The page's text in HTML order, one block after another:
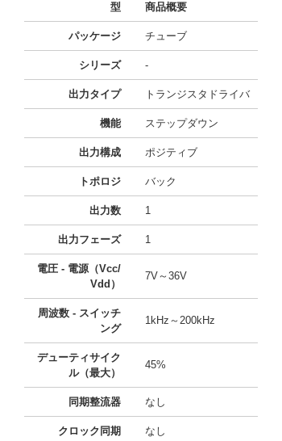
型 商品概要
パッケージ チューブ
シリーズ -
出力タイプ トランジスタドライバ
機能 ステップダウン
出力構成 ポジティブ
トポロジ バック
出力数 1
出力フェーズ 1
電圧 - 電源（Vcc/
Vdd）
7V～36V
周波数 - スイッチ
ング
1kHz～200kHz
デューティサイク
ル（最大）
45%
同期整流器 なし
クロック同期 なし